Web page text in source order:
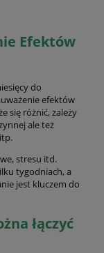
Efektów
do
efektów
się różnić, zależy
ale też
stresu itd.
tygodniach, a
jest kluczem do
łączyć